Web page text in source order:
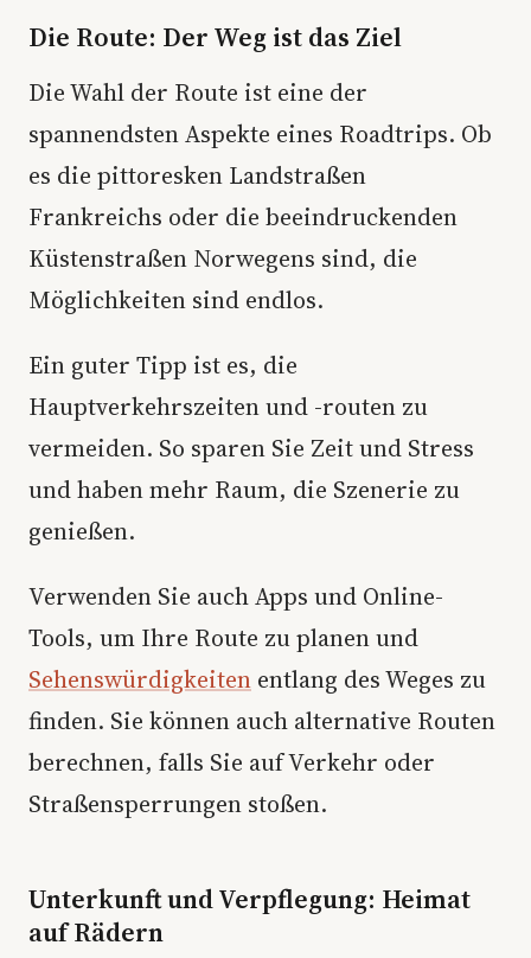
Die Route: Der Weg ist das Ziel
Die Wahl der Route ist eine der
spannendsten Aspekte eines Roadtrips. Ob
es die pittoresken Landstraßen
Frankreichs oder die beeindruckenden
Küstenstraßen Norwegens sind, die
Möglichkeiten sind endlos.
Ein guter Tipp ist es, die
Hauptverkehrszeiten und -routen zu
vermeiden. So sparen Sie Zeit und Stress
und haben mehr Raum, die Szenerie zu
genießen.
Verwenden Sie auch Apps und Online-
Tools, um Ihre Route zu planen und
Sehenswürdigkeiten entlang des Weges zu
finden. Sie können auch alternative Routen
berechnen, falls Sie auf Verkehr oder
Straßensperrungen stoßen.
Unterkunft und Verpflegung: Heimat
auf Rädern